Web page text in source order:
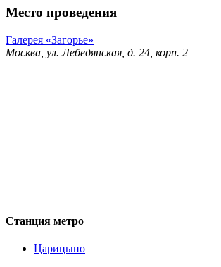
Место проведения
Галерея «Загорье»
Москва, ул. Лебедянская, д. 24, корп. 2
Станция метро
Царицыно